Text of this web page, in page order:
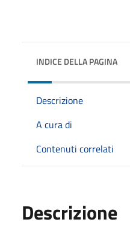
INDICE DELLA PAGINA
Descrizione
A cura di
Contenuti correlati
Descrizione